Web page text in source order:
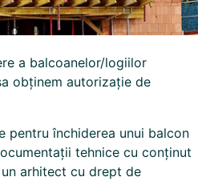
a balcoanelor/logiilor
obținem autorizație de
pentru închiderea unui balcon
tehnice cu conținut
arhitect cu drept de